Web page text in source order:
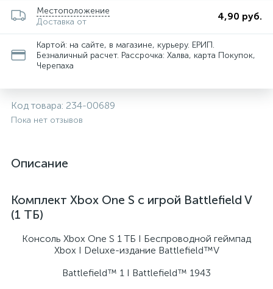
Местоположение
Доставка от
4,90 руб.
Картой: на сайте, в магазине, курьеру. ЕРИП.
Безналичный расчет. Рассрочка: Халва, карта Покупок,
Черепаха
Код товара: 234-00689
Пока нет отзывов
Описание
Комплект Xbox One S с игрой Battlefield V
(1 ТБ)
Консоль Xbox One S 1 ТБ I Беспроводной геймпад
Xbox I Deluxe-издание Battlefield™V
Battlefield™ 1 I Battlefield™ 1943